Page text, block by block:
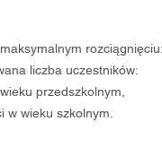
liczba uczestników:
przedszkolnym,
w wieku szkolnym.